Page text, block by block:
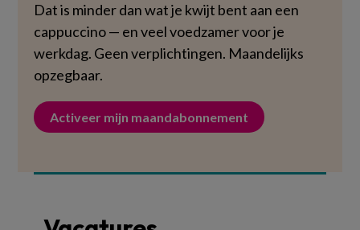
Dat is minder dan wat je kwijt bent aan een
cappuccino — en veel voedzamer voor je
werkdag. Geen verplichtingen. Maandelijks
opzegbaar.
Activeer mijn maandabonnement